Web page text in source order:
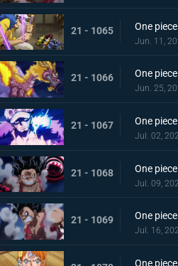
21 - 1065
Jun. 11,
21 - 1066
Jun. 25,
21 - 1067
Jul. 02,
21 - 1068
Jul. 09,
21 - 1069
Jul. 16,